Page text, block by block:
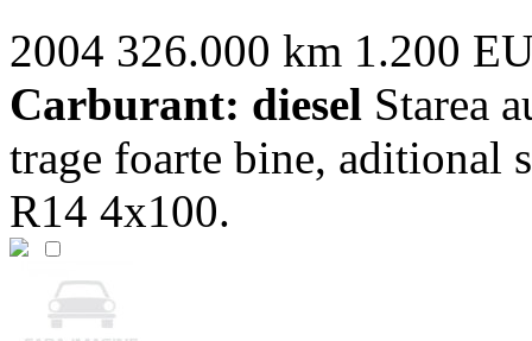
2004 326.000 km 1.200
Carburant: diesel Starea
trage foarte bine, aditional
R14 4x100.